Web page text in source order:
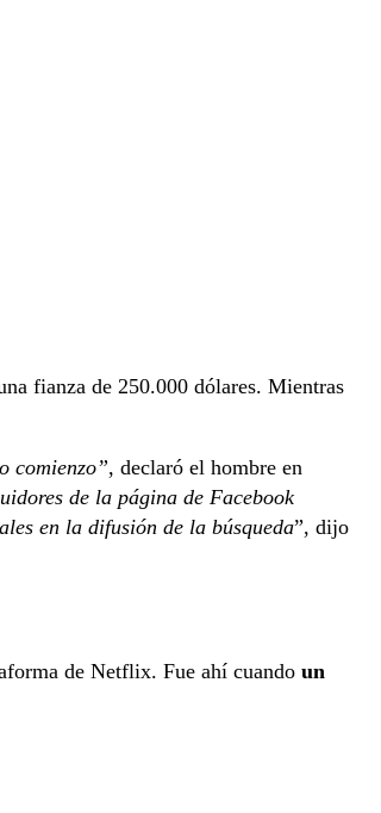
fianza de 250.000 dólares. Mientras
comienzo”, declaró el hombre en
de la página de Facebook
en la difusión de la búsqueda”, dijo
de Netflix. Fue ahí cuando un